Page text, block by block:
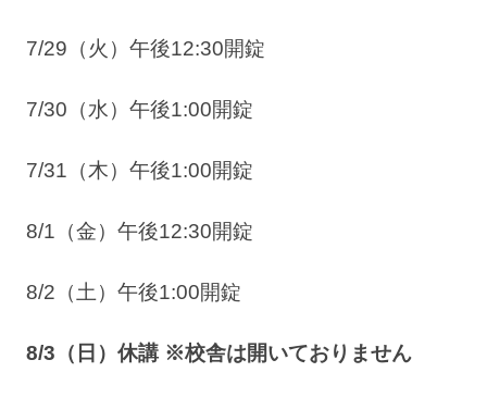
7/29（火）午後12:30開錠
7/30（水）午後1:00開錠
7/31（木）午後1:00開錠
8/1（金）午後12:30開錠
8/2（土）午後1:00開錠
8/3（日）休講 ※校舎は開いておりません